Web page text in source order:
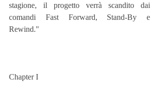
stagione, il progetto verrà scandito dai
comandi Fast Forward, Stand-By e
Rewind."
Chapter I